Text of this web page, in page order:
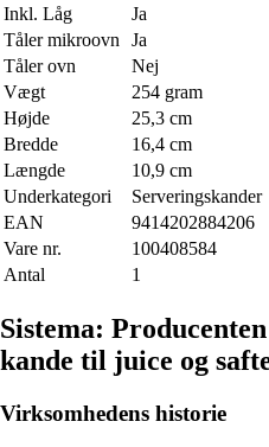
Inkl. Låg
Ja
Tåler mikroovn
Ja
Tåler ovn
Nej
Vægt
254 gram
Højde
25,3 cm
Bredde
16,4 cm
Længde
10,9 cm
Underkategori
Serveringskander
EAN
9414202884206
Vare nr.
100408584
Antal
1
Sistema:
kande til juice og
Virksomhedens historie